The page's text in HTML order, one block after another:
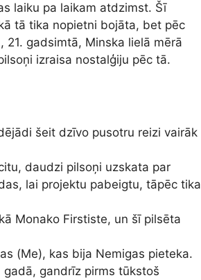
laiku pa laikam atdzimst. Šī
tā tika nopietni bojāta, bet pēc
gadsimtā, Minska lielā mērā
izraisa nostalģiju pēc tā.
šeit dzīvo pusotru reizi vairāk
daudzi pilsoņi uzskata par
lai projektu pabeigtu, tāpēc tika
Monako Firstiste, un šī pilsēta
(Me), kas bija Nemigas pieteka.
gandrīz pirms tūkstoš